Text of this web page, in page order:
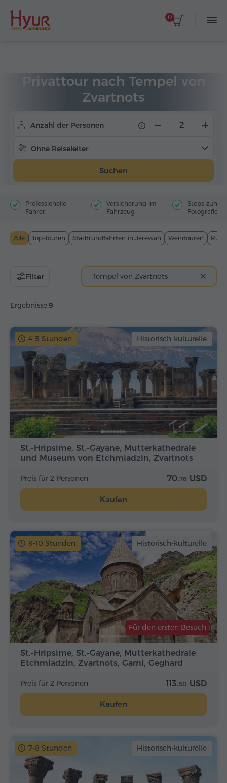
0
Privattour nach Tempel von
Zvartnots
Anzahl der Personen
Ohne Reiseleiter
Suchen
Professionelle
Fahrer
Versicherung im
Fahrzeug
Stops zum
Alle Top-Touren Stadtrundfahrten in Jerewan Weintouren
Ergebnisse:9
Filter Tempel von Zvartnots
4-5 Stunden Historisch-kulturelle
St.-Hripsime, St.-Gayane, Mutterkathedrale
und Museum von Etchmiadzin, Zvartnots
Preis für 2 Personen 70.76 USD
Kaufen
9-10 Stunden Historisch-kulturelle
St.-Hripsime, St.-Gayane, Mutterkathedrale
Etchmiadzin, Zvartnots, Garni, Geghard
Für den ersten Besuch
Preis für 2 Personen 113.50 USD
Kaufen
7-8 Stunden Historisch-kulturelle